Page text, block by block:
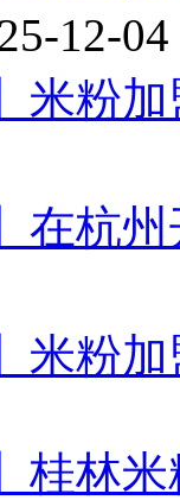
12-04
米粉
在杭
米粉
桂林